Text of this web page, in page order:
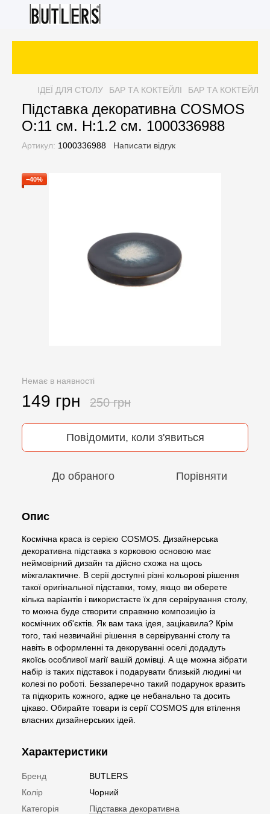
ІДЕЇ ДЛЯ СТОЛУ БАР ТА КОКТЕЙЛІ БАР ТА КОКТЕЙЛІ
Підставка декоративна COSMOS
O:11 см. H:1.2 см. 1000336988
Артикул: 1000336988 Написати відгук
−40%
Немає в наявності
149 грн 250 грн
Повідомити, коли з'явиться
До обраного Порівняти
Опис
Космічна краса із серією COSMOS. Дизайнерська
декоративна підставка з корковою основою має
неймовірний дизайн та дійсно схожа на щось
міжгалактичне. В серії доступні різні кольорові рішення
такої оригінальної підставки, тому, якщо ви оберете
кілька варіантів і використаєте їх для сервірування столу,
то можна буде створити справжню композицію із
космічних об'єктів. Як вам така ідея, зацікавила? Крім
того, такі незвичайні рішення в сервіруванні столу та
навіть в оформленні та декоруванні оселі додадуть
якоїсь особливої магії вашій домівці. А ще можна зібрати
набір із таких підставок і подарувати близькій людині чи
колезі по роботі. Беззаперечно такий подарунок вразить
та підкорить кожного, адже це небанально та досить
цікаво. Обирайте товари із серії COSMOS для втілення
власних дизайнерських ідей.
Характеристики
Бренд
BUTLERS
Колір
Чорний
Категорія
Підставка декоративна